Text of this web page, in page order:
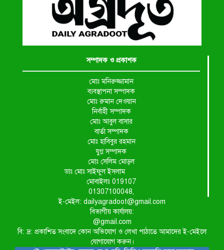
সম্পাদক ও প্রকাশক
মোঃ মনিরুজ্জামান
ব্যবস্থাপনা সম্পাদক
মোঃ রুমান দেওয়ান
নির্বাহী সম্পাদক
মোঃ আবুল বাসার
বার্তা সম্পাদক
মোঃ হাবিবুর রহমান
যুগ্ন সম্পাদক
মোঃ সেলিম মোড়ল
ডাঃ মোঃ সাইফুল ইসলাম
মোবাইলঃ 019107
01307100048,
ই-মেইল: dailyagradoot@gmail.com
বিভাগীয় কার্যালয়:
@gmail.com
বি: দ্র: প্রকাশিত সংবাদে কোন অভিযোগ ও লেখা পাঠাতে আমাদের ই-মেইলে
যোগাযোগ করুন।